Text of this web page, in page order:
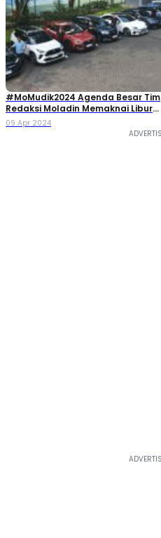
#MoMudik2024 Agenda Besar Tim
Redaksi Moladin Memaknai Libur
Lebaran
09 Apr 2024